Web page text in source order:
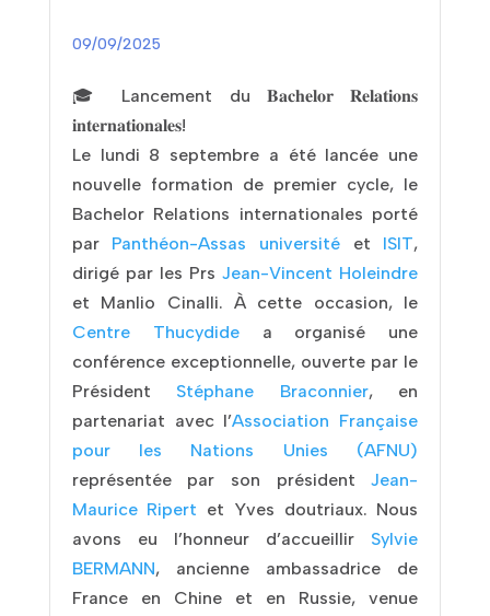
🎓 Lancement du 𝐁𝐚𝐜𝐡𝐞𝐥𝐨𝐫 𝐑𝐞𝐥𝐚𝐭𝐢𝐨𝐧𝐬
𝐢𝐧𝐭𝐞𝐫𝐧𝐚𝐭𝐢𝐨𝐧𝐚𝐥𝐞𝐬!
Le lundi 8 septembre a été lancée une
nouvelle formation de premier cycle, le
Bachelor Relations internationales porté
par Panthéon-Assas université et ISIT,
dirigé par les PrsJean-Vincent Holeindre
et Manlio Cinalli. À cette occasion, le
Centre Thucydidea organisé une
conférence exceptionnelle, ouverte par le
Président Stéphane Braconnier, en
partenariat avec l’Association Française
pour les Nations Unies (AFNU)
représentée par son présidentJean-
Maurice Ripert et Yves doutriaux. Nous
avons eu l’honneur d’accueillir Sylvie
BERMANN, ancienne ambassadrice de
France en Chine et en Russie, venue
09/09/2025